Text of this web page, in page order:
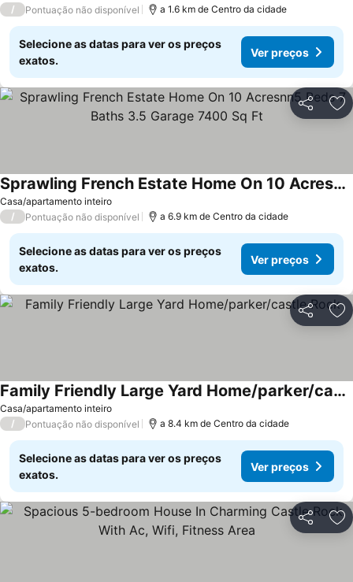
/ Pontuação não disponível a 1.6 km de Centro da cidade
Selecione as datas para ver os preços
exatos.
Ver preços
Partilhar
Casa/apartamento inteiro
Sprawling French Estate Home On 10 Acresnn5 Beds 7 Baths 3.5 Garage 7400 Sq Ft
Ver preços
/ Pontuação não disponível a 6.9 km de Centro da cidade
Selecione as datas para ver os preços
exatos.
Ver preços
Partilhar
Casa/apartamento inteiro
Family Friendly Large Yard Home/parker/castle Rock
Ver preços
/ Pontuação não disponível a 8.4 km de Centro da cidade
Selecione as datas para ver os preços
exatos.
Ver preços
Partilhar